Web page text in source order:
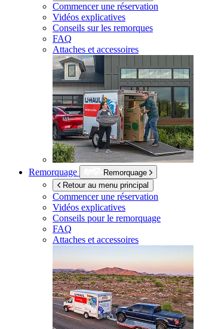
Commencer une réservation
Vidéos explicatives
Conseils sur les remorques
FAQ
Attaches et accessoires
Remorquage
Remorquage
Retour au menu principal
Commencer une réservation
Vidéos explicatives
Conseils pour le remorquage
FAQ
Attaches et accessoires